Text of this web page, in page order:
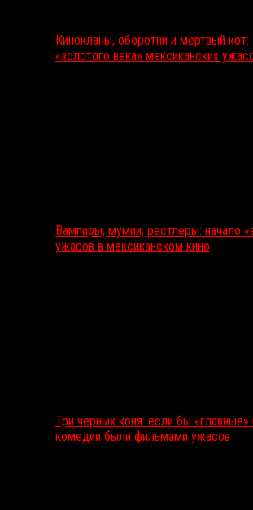
Кинокланы, оборотни и мертвый кот:
«золотого века» мексиканских
Вампиры, мумии, рестлеры: начало
ужасов в мексиканском кино
Три чёрных коня: если бы «главные»
комедии были фильмами ужасов